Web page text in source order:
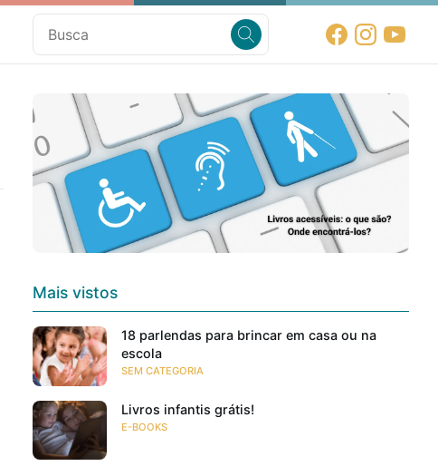
Mais vistos
18 parlendas para brincar em casa ou na
escola
SEM CATEGORIA
Livros infantis grátis!
E-BOOKS